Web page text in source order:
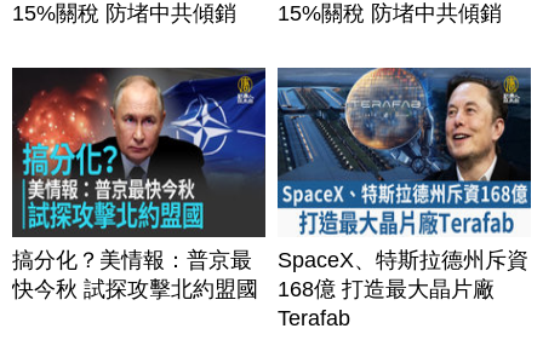
15%關稅 防堵中共傾銷
15%關稅 防堵中共傾銷
搞分化？美情報：普京最
快今秋 試探攻擊北約盟國
SpaceX、特斯拉德州斥資
168億 打造最大晶片廠
Terafab